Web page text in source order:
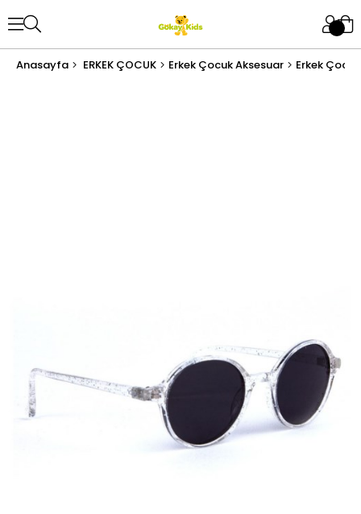
Anasayfa ERKEK ÇOCUK Erkek Çocuk Aksesuar Erkek